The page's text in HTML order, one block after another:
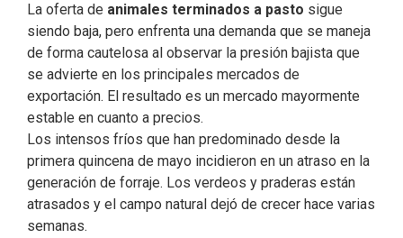
La oferta de animales terminados a pasto sigue
siendo baja, pero enfrenta una demanda que se maneja
de forma cautelosa al observar la presión bajista que
se advierte en los principales mercados de
exportación. El resultado es un mercado mayormente
estable en cuanto a precios.
Los intensos fríos que han predominado desde la
primera quincena de mayo incidieron en un atraso en la
generación de forraje. Los verdeos y praderas están
atrasados y el campo natural dejó de crecer hace varias
semanas.